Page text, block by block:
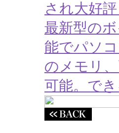
され大好
最新型の
能でパソ
のメモリ
可能。で